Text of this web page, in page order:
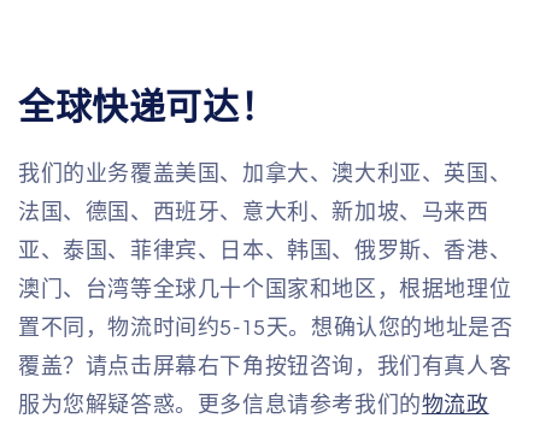
全球快递可达！
我们的业务覆盖美国、加拿大、澳大利亚、英国、
法国、德国、西班牙、意大利、新加坡、马来西
亚、泰国、菲律宾、日本、韩国、俄罗斯、香港、
澳门、台湾等全球几十个国家和地区，根据地理位
置不同，物流时间约5-15天。想确认您的地址是否
覆盖？请点击屏幕右下角按钮咨询，我们有真人客
服为您解疑答惑。更多信息请参考我们的物流政